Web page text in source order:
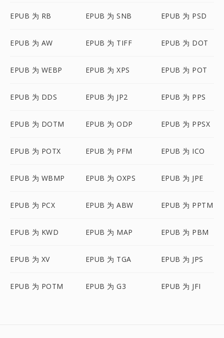
EPUB 为 RB EPUB 为 SNB EPUB 为 PSD
EPUB 为 AW EPUB 为 TIFF EPUB 为 DOT
EPUB 为 WEBP EPUB 为 XPS EPUB 为 POT
EPUB 为 DDS EPUB 为 JP2 EPUB 为 PPS
EPUB 为 DOTM EPUB 为 ODP EPUB 为 PPSX
EPUB 为 POTX EPUB 为 PFM EPUB 为 ICO
EPUB 为 WBMP EPUB 为 OXPS EPUB 为 JPE
EPUB 为 PCX EPUB 为 ABW EPUB 为 PPTM
EPUB 为 KWD EPUB 为 MAP EPUB 为 PBM
EPUB 为 XV EPUB 为 TGA EPUB 为 JPS
EPUB 为 POTM EPUB 为 G3 EPUB 为 JFI